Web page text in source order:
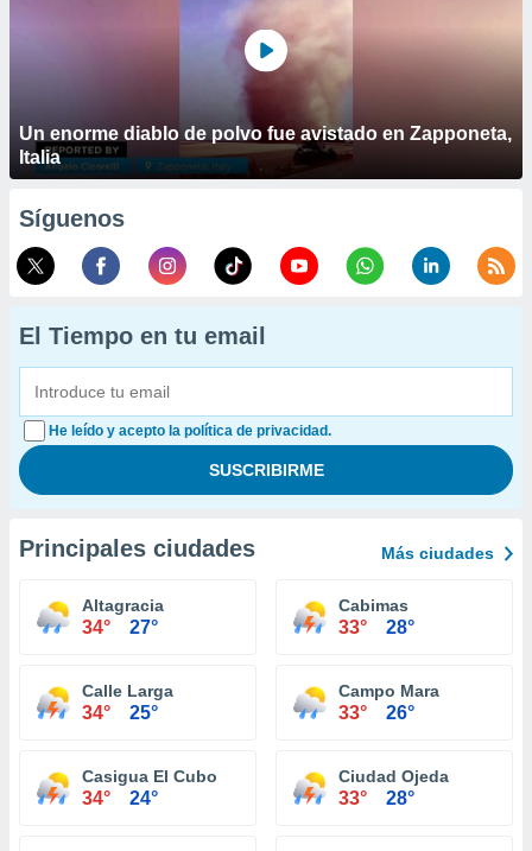
Un enorme diablo de polvo fue avistado en Zapponeta,
Italia
Síguenos
El Tiempo en tu email
He leído y acepto la política de privacidad.
Principales ciudades Más ciudades
Altagracia
34° 27°
Cabimas
33° 28°
Calle Larga
34° 25°
Campo Mara
33° 26°
Casigua El Cubo
34° 24°
Ciudad Ojeda
33° 28°